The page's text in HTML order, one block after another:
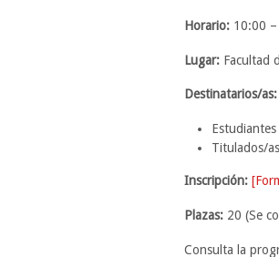
Horario: 10:00
Lugar: Facultad
Destinatarios/as:
Titulados/
Inscripción:
Plazas: 20 (Se
Consulta la